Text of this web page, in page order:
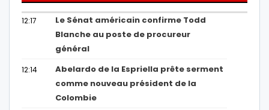
12:17
Le Sénat américain confirme Todd
Blanche au poste de procureur
général
12:14
Abelardo de la Espriella prête serment
comme nouveau président de la
Colombie